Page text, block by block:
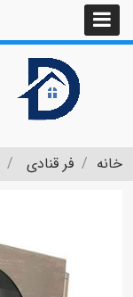
خانه فر قنادی